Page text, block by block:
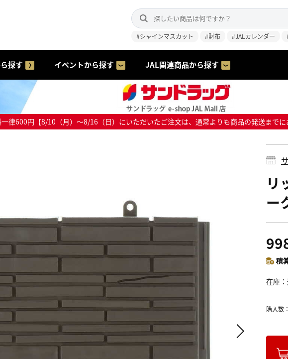
#シャインマスカット #財布 #JALカレンダー
探す イベントから探す JAL関連商品から探す
律600円【8/10（月）～8/16（日）にいただいたご注文は、通常よりも商品の発送まで
リ
ー
積
在庫
購入数：